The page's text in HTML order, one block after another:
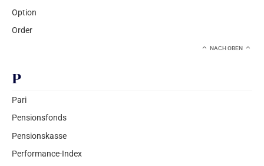
Option
Order
NACH OBEN
P
Pari
Pensionsfonds
Pensionskasse
Performance-Index